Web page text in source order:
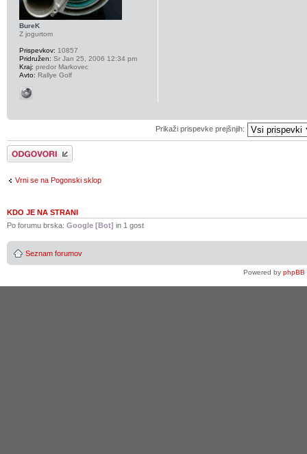
BureK
Z jogurtom
Prispevkov: 10857
Pridružen: Sr Jan 25, 2006 12:34 pm
Kraj: predor Markovec
Avto: Rallye Golf
Prikaži prispevke prejšnjih:
Napiši odgovor
Vrni se na Pogonski sklop
KDO JE NA STRANI
Po forumu brska: Google [Bot] in 1 gost
Seznam forumov
Powered byphpBB